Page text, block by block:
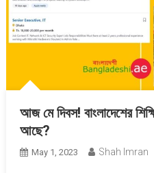
আজ মে দিবস! বাংলাদেশের
আছে?
May 1, 2023 Shah Imran